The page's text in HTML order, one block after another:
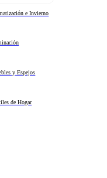
e Invierno
y Espejos
de Hogar